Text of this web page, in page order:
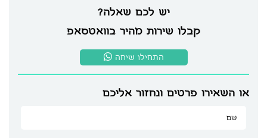
יש לכם שאלה?
קבלו שירות מהיר בוואטסאפ
התחילו שיחה
או השאירו פרטים ונחזור אליכם